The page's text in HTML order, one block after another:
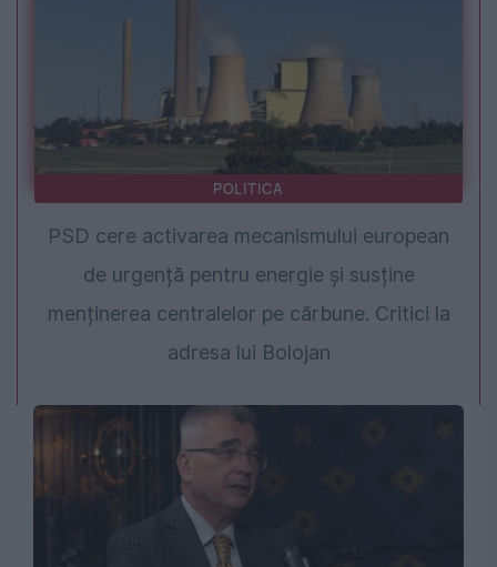
POLITICA
PSD cere activarea mecanismului european
de urgență pentru energie și susține
menținerea centralelor pe cărbune. Critici la
adresa lui Bolojan